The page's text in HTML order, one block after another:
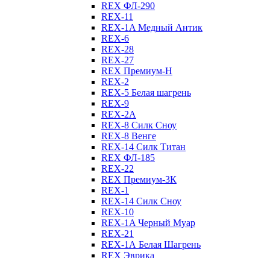
REX ФЛ-290
REX-11
REX-1A Медный Антик
REX-6
REX-28
REX-27
REX Премиум-Н
REX-2
REX-5 Белая шагрень
REX-9
REX-2А
REX-8 Силк Сноу
REX-8 Венге
REX-14 Силк Титан
REX ФЛ-185
REX-22
REX Премиум-3К
REX-1
REX-14 Силк Сноу
REX-10
REX-1A Черный Муар
REX-21
REX-1А Белая Шагрень
REX Эврика